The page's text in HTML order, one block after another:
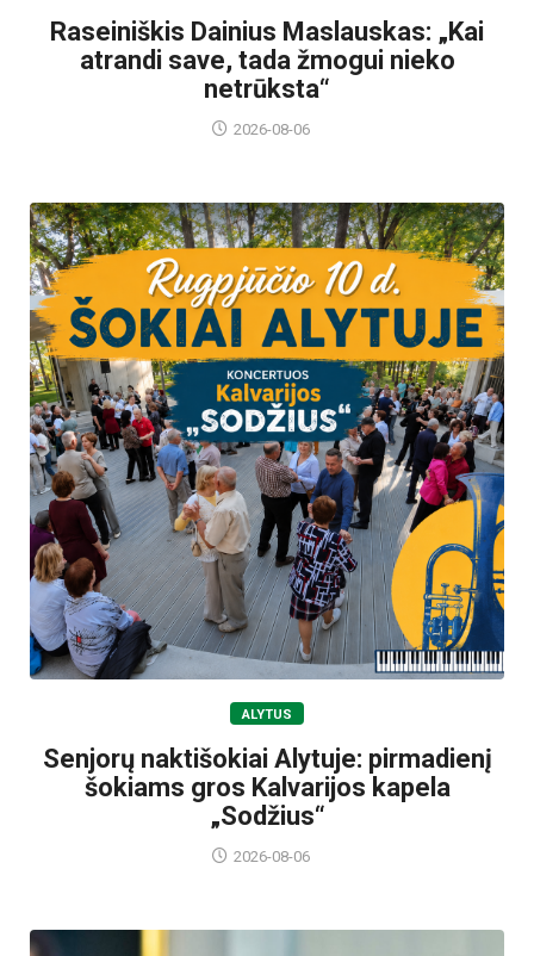
Raseiniškis Dainius Maslauskas: „Kai
atrandi save, tada žmogui nieko
netrūksta“
2026-08-06
ALYTUS
Senjorų naktišokiai Alytuje: pirmadienį
šokiams gros Kalvarijos kapela
„Sodžius“
2026-08-06